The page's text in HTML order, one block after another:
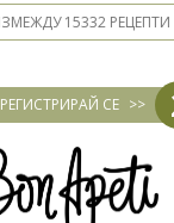
РЕГИСТРИРАЙ СЕ >>